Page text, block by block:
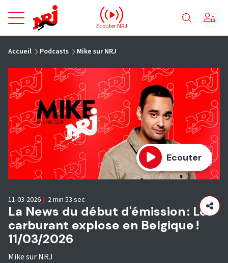
NRJ - Accueil
Ecouter NRJ
Accueil Podcasts Mike sur NRJ
Ecouter
La News du début d'émission : Le
carburant explose en Belgique !
11/03/2026
Mike sur NRJ
11-03-2026 | 2 min 53 sec